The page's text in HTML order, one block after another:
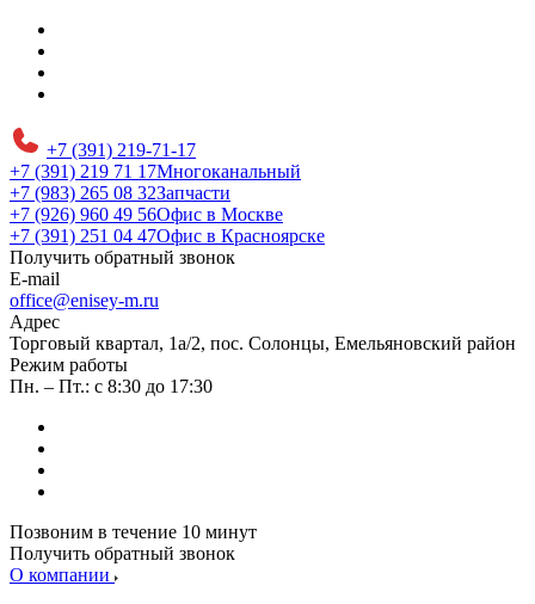
+7 (391) 219-71-17
+7 (391) 219 71 17Многоканальный
+7 (983) 265 08 32Запчасти
+7 (926) 960 49 56Офис в Москве
+7 (391) 251 04 47Офис в Красноярске
Получить обратный звонок
E-mail
office@enisey-m.ru
Адрес
​Торговый квартал, 1а/2, пос. Солонцы, Емельяновский район
Режим работы
Пн. – Пт.: с 8:30 до 17:30
Позвоним в течение 10 минут
Получить обратный звонок
О компании